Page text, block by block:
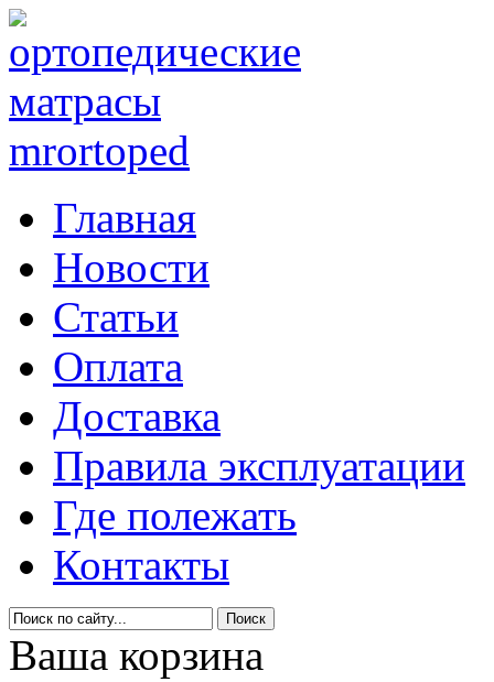
Главная
Новости
Статьи
Оплата
Доставка
Правила эксплуатации
Где полежать
Контакты
Ваша корзина